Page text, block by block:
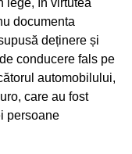
documenta
deținere și
conducere fals pe
automobilului,
care au fost
persoane